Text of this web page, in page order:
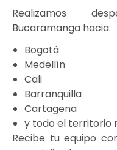
Realizamos
Bucaramanga hacia:
Bogotá
Medellín
Cali
Barranquilla
Cartagena
y todo el territorio
Recibe tu equipo